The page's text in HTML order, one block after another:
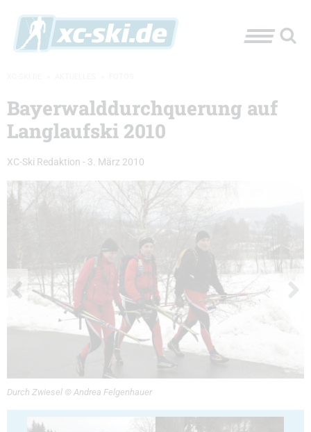
Bayerwalddurchquerung auf
Langlaufski 2010
XC-Ski Redaktion - 3. März 2010
Durch Zwiesel © Andrea Felgenhauer